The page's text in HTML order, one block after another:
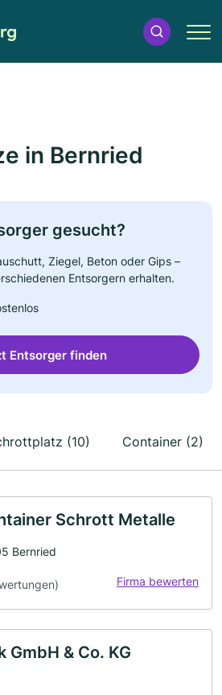
in Bernried
gesucht?
Ziegel, Beton oder Gips –
Entsorgern erhalten.
Entsorger finden
(10) Container (2)
Schrott Metalle
Bernried
Firma bewerten
& Co. KG